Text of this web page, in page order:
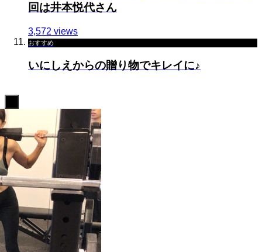
回は井本悦代さん
3,572 views
おすすめ
いにしえからの贈り物でキレイに♪